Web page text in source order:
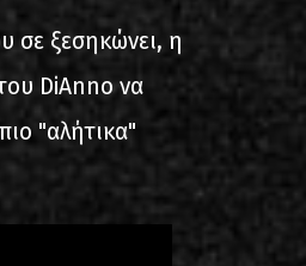
σε ξεσηκώνει, η
DiAnno να
"αλήτικα"